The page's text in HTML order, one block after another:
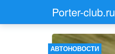
Porter-club.ru
АВТОНОВОСТИ